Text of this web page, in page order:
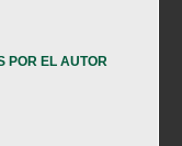
POR EL AUTOR